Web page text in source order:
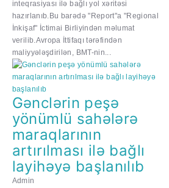
inteqrasiyası ilə bağlı yol xəritəsi
hazırlanıb.Bu barədə "Report"a "Regional
İnkişaf" İctimai Birliyindən məlumat
verilib.Avropa İttifaqı tərəfindən
maliyyələşdirilən, BMT-nin...
Gənclərin peşə
yönümlü sahələrə
maraqlarının
artırılması ilə bağlı
layihəyə başlanılıb
Admin